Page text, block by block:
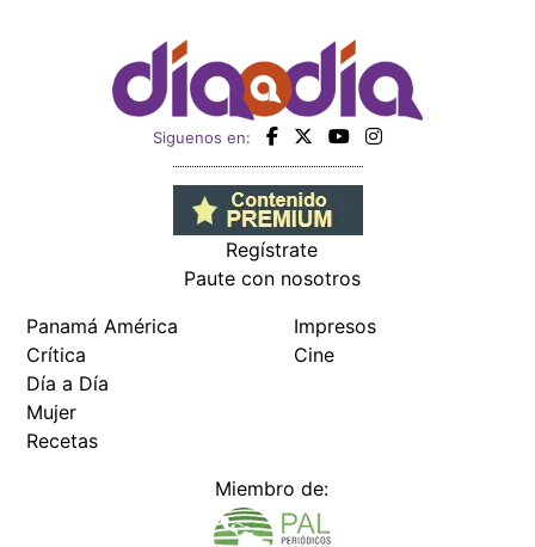
Siguenos en:
Regístrate
Paute con nosotros
Panamá América
Crítica
Día a Día
Mujer
Recetas
Impresos
Cine
Miembro de: